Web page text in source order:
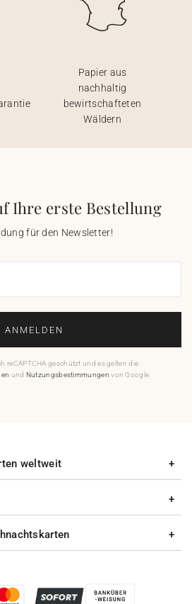
Papier aus
nachhaltig
bewirtschafteten
Wäldern
Ihre erste Bestellung
für den Newsletter!
ANMELDEN
reCAPTCHA geschützt und es gelten die
und Nutzungsbestimmungen von Google.
weltweit